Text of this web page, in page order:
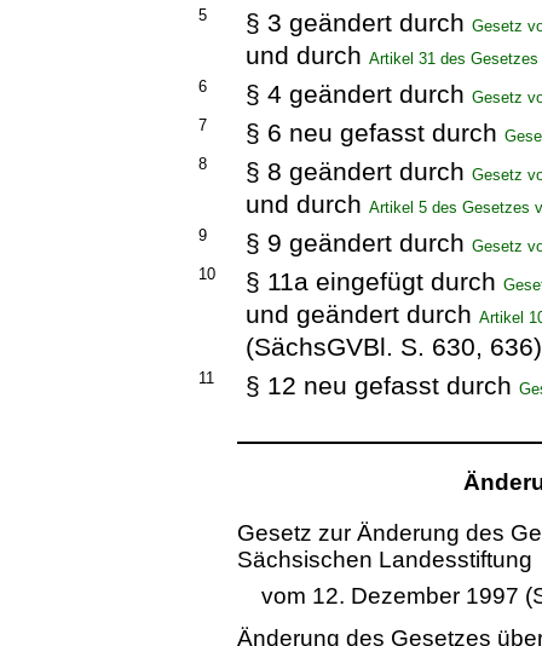
5
§ 3 geändert durchGesetz
und durchArtikel 31 des
6
§ 4 geändert durchGesetz
7
§ 6 neu gefasst durch
8
§ 8 geändert durchGesetz
und durchArtikel 5 des Gesetzes
9
§ 9 geändert durchGesetz
10
§ 11a eingefügt durch
und geändert durchArtikel
(SächsGVBl. S. 630, 636)
11 § 12 neu gefasst durch
Gesetz zur Änderung des
Sächsischen Landesstiftung
vom 12. Dezember 1997
Änderung des Gesetzes